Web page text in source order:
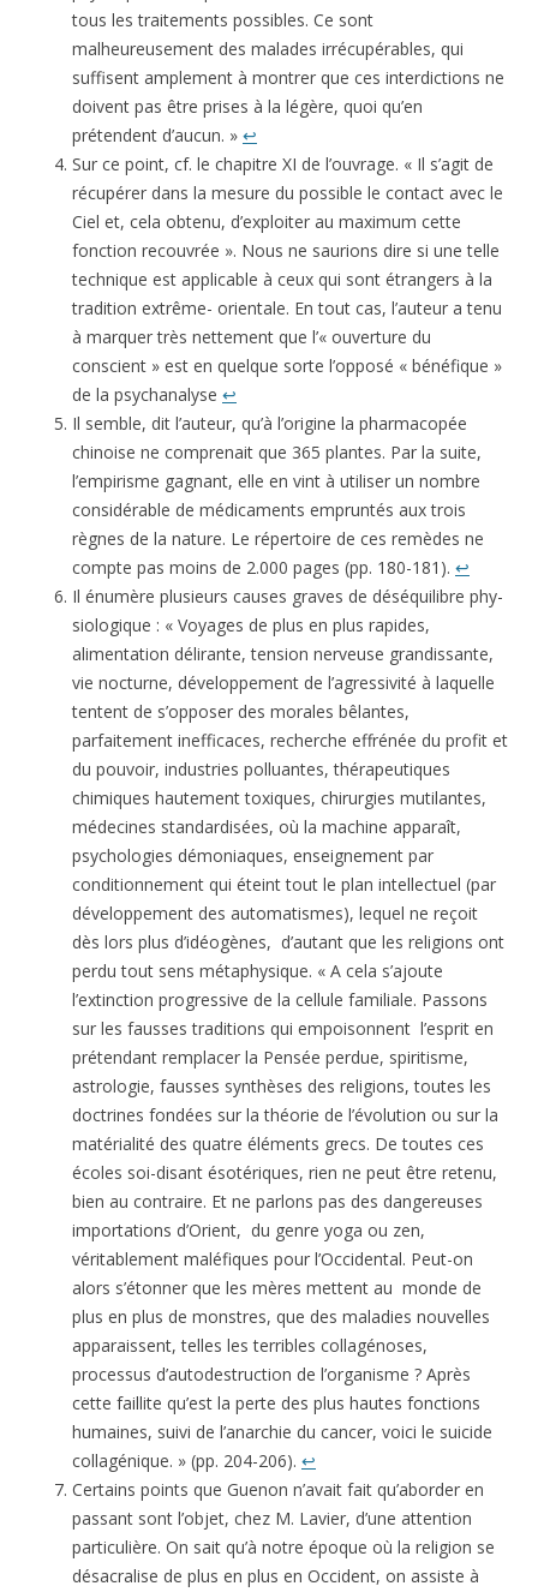
tous les traitements possibles. Ce sont
malheureusement des malades irrécupérables, qui
suffisent amplement à montrer que ces interdictions ne
doivent pas être prises à la légère, quoi qu’en
prétendent d’aucun. » ↩
Sur ce point, cf. le chapitre XI de l’ouvrage. « Il s’agit de
récupérer dans la mesure du possible le contact avec le
Ciel et, cela obtenu, d’exploiter au maximum cette
fonction recouvrée ». Nous ne saurions dire si une telle
technique est applicable à ceux qui sont étrangers à la
tradition extrême- orientale. En tout cas, l’auteur a tenu
à marquer très nette­ment que l’« ouverture du
conscient » est en quelque sorte l’opposé « bénéfique »
de la psychanalyse ↩
Il semble, dit l’auteur, qu’à l’origine la pharmacopée
chinoise ne comprenait que 365 plantes. Par la suite,
l’empi­risme gagnant, elle en vint à utiliser un nombre
considérable de médicaments empruntés aux trois
règnes de la nature. Le répertoire de ces remèdes ne
compte pas moins de 2.000 pages (pp. 180-181). ↩
Il énumère plusieurs causes graves de déséquilibre phy­
siologique : « Voyages de plus en plus rapides,
alimentation délirante, tension nerveuse grandissante,
vie nocturne, développement de l’agressivité à laquelle
tentent de s’opposer des morales bêlantes,
parfaitement inefficaces, recherche effrénée du profit et
du pouvoir, industries polluantes, thérapeutiques
chimiques hautement toxiques, chirurgies mutilantes,
médecines standardisées, où la machine apparaît,
psychologies démoniaques, enseignement par
conditionnement qui éteint tout le plan intellectuel (par
développement des automatismes), lequel ne reçoit
dès lors plus d’idéogènes, d’autant que les religions ont
perdu tout sens métaphysique. « A cela s’ajoute
l’extinction progressive de la cellule familiale. Passons
sur les fausses traditions qui empoisonnent l’esprit en
prétendant remplacer la Pensée perdue, spiritisme,
astrologie, fausses synthèses des religions, toutes les
doctrines fondées sur la théorie de l’évolution ou sur la
matérialité des quatre éléments grecs. De toutes ces
écoles soi-disant ésotériques, rien ne peut être retenu,
bien au contraire. Et ne parlons pas des dangereuses
importations d’Orient, du genre yoga ou zen,
véritablement maléfiques pour l’Occidental. Peut-on
alors s’étonner que les mères mettent au monde de
plus en plus de monstres, que des maladies nouvelles
apparaissent, telles les terribles collagénoses,
processus d’autodestruction de l’organisme ? Après
cette faillite qu’est la perte des plus hautes fonctions
humaines, suivi de l’anarchie du cancer, voici le suicide
collagénique. » (pp. 204-206). ↩
Certains points que Guenon n’avait fait qu’aborder en
passant sont l’objet, chez M. Lavier, d’une attention
particu­lière. On sait qu’à notre époque où la religion se
désacralise de plus en plus en Occident, on assiste à